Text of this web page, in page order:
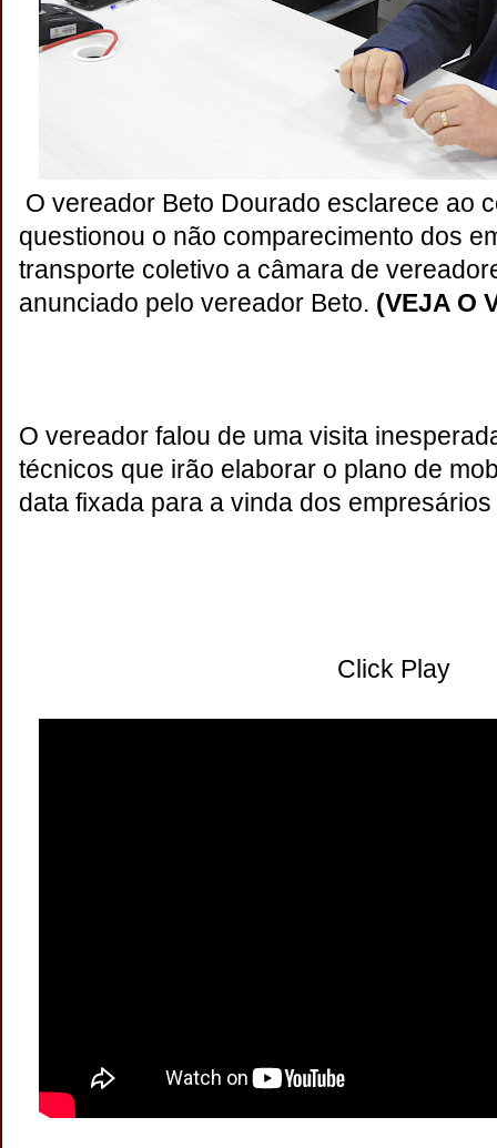
O vereador Beto Dourado esclarece ao
questionou o não comparecimento dos
transporte coletivo a câmara de
anunciado pelo vereador Beto. (VEJA O
O vereador falou de uma visita
técnicos que irão elaborar o plano de
data fixada para a vinda dos
Click Play